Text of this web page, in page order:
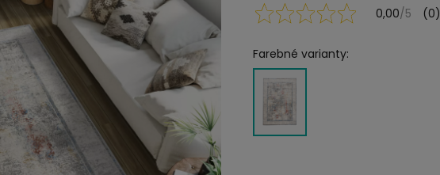
0,00/5 (0)
Farebné varianty: